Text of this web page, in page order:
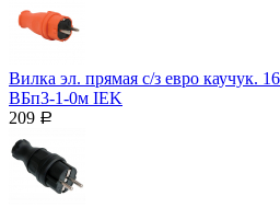
Вилка эл. прямая с/з евро
ВБп3-1-0м IEK
209 Р